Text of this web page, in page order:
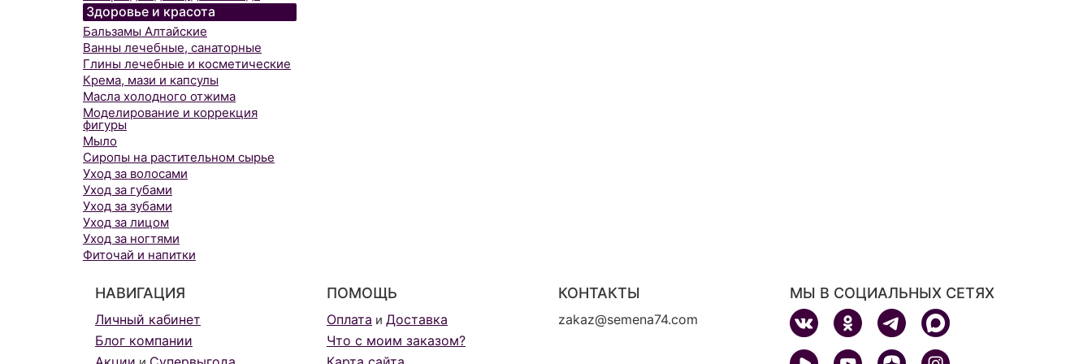
Здоровье и красота
Бальзамы Алтайские
Ванны лечебные, санаторные
Глины лечебные и косметические
Крема, мази и капсулы
Масла холодного отжима
Моделирование и коррекция
фигуры
Мыло
Сиропы на растительном сырье
Уход за волосами
Уход за губами
Уход за зубами
Уход за лицом
Уход за ногтями
Фиточай и напитки
НАВИГАЦИЯ
Личный кабинет
Блог компании
ПОМОЩЬ
Оплата и Доставка
Что с моим заказом?
КОНТАКТЫ
zakaz@semena74.com
МЫ В СОЦИАЛЬНЫХ СЕТЯХ